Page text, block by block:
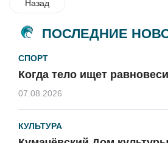
Назад
ПОСЛЕДНИЕ
СПОРТ
Когда тело ищет
07.08.2026
КУЛЬТУРА